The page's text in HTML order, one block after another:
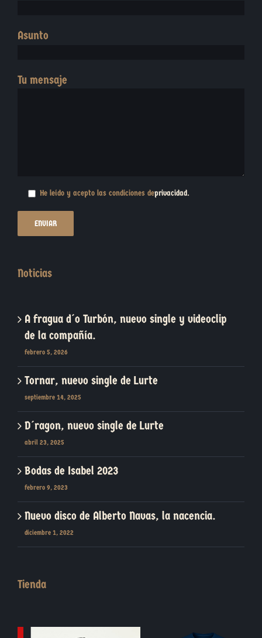
Asunto
Tu mensaje
He leído y acepto las condiciones deprivacidad.
Noticias
A fragua d´o Turbón, nuevo single y videoclip
de la compañía.
febrero 5, 2026
Tornar, nuevo single de Lurte
septiembre 14, 2025
D´ragon, nuevo single de Lurte
abril 23, 2025
Bodas de Isabel 2023
febrero 9, 2023
Nuevo disco de Alberto Navas, la nacencia.
diciembre 1, 2022
Tienda